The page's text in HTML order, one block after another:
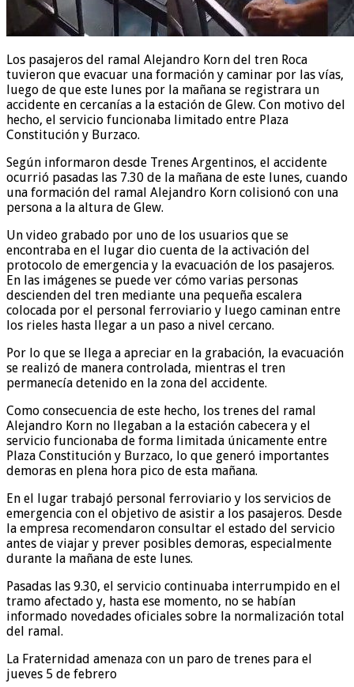
Los pasajeros del ramal Alejandro Korn del tren Roca
tuvieron que evacuar una formación y caminar por las vías,
luego de que este lunes por la mañana se registrara un
accidente en cercanías a la estación de Glew. Con motivo del
hecho, el servicio funcionaba limitado entre Plaza
Constitución y Burzaco.
Según informaron desde Trenes Argentinos, el accidente
ocurrió pasadas las 7.30 de la mañana de este lunes, cuando
una formación del ramal Alejandro Korn colisionó con una
persona a la altura de Glew.
Un video grabado por uno de los usuarios que se
encontraba en el lugar dio cuenta de la activación del
protocolo de emergencia y la evacuación de los pasajeros.
En las imágenes se puede ver cómo varias personas
descienden del tren mediante una pequeña escalera
colocada por el personal ferroviario y luego caminan entre
los rieles hasta llegar a un paso a nivel cercano.
Por lo que se llega a apreciar en la grabación, la evacuación
se realizó de manera controlada, mientras el tren
permanecía detenido en la zona del accidente.
Como consecuencia de este hecho, los trenes del ramal
Alejandro Korn no llegaban a la estación cabecera y el
servicio funcionaba de forma limitada únicamente entre
Plaza Constitución y Burzaco, lo que generó importantes
demoras en plena hora pico de esta mañana.
En el lugar trabajó personal ferroviario y los servicios de
emergencia con el objetivo de asistir a los pasajeros. Desde
la empresa recomendaron consultar el estado del servicio
antes de viajar y prever posibles demoras, especialmente
durante la mañana de este lunes.
Pasadas las 9.30, el servicio continuaba interrumpido en el
tramo afectado y, hasta ese momento, no se habían
informado novedades oficiales sobre la normalización total
del ramal.
La Fraternidad amenaza con un paro de trenes para el
jueves 5 de febrero